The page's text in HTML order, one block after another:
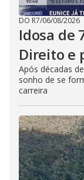
DO R7/06/08/2026
Idosa de
Direito e
Após décadas
sonho de se
carreira